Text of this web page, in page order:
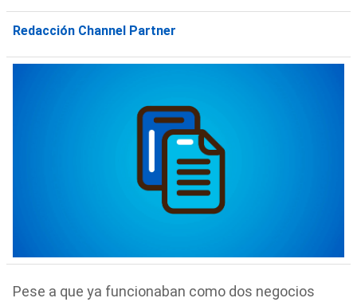
Redacción Channel Partner
Pese a que ya funcionaban como dos negocios